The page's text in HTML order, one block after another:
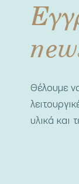
Θέλουμε
υλικά και